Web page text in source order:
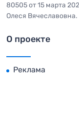
80505 от 15 марта
Олеся Вячеславовна.
О проекте
Реклама